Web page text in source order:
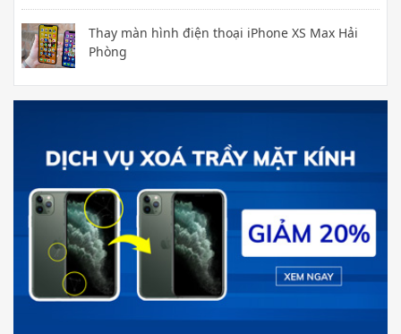
Thay màn hình điện thoại iPhone XS Max Hải
Phòng